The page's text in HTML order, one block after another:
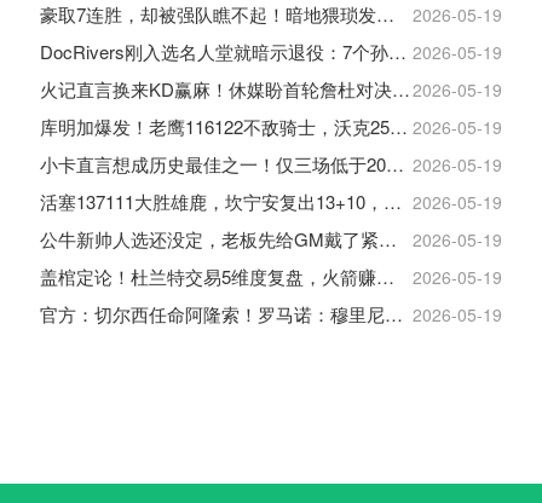
豪取7连胜，却被强队瞧不起！暗地猥琐发育，雷霆卫冕的劲敌来了 2026-05-19
DocRivers刚入选名人堂就暗示退役：7个孙辈等不起了 2026-05-19
火记直言换来KD赢麻！休媒盼首轮詹杜对决：湖人内部生嫌隙利火箭2026-05-19
库明加爆发！老鹰116122不敌骑士，沃克25+4+2+2，约翰逊12+11+6 2026-05-19
小卡直言想成历史最佳之一！仅三场低于20+入巅峰保底最佳三阵 2026-05-19
活塞137111大胜雄鹿，坎宁安复出13+10，杜伦21分9板 2026-05-19
公牛新帅人选还没定，老板先给GM戴了紧箍咒 2026-05-19
盖棺定论！杜兰特交易5维度复盘，火箭赚大了，太阳只赢在未来 2026-05-19
官方：切尔西任命阿隆索！罗马诺：穆里尼奥对重返皇马感到激动！ 2026-05-19